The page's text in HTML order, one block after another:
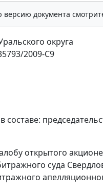
версию документа
округа
2009-С9
открытого
суда